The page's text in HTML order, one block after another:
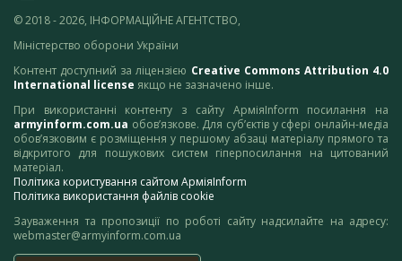
© 2018 - 2026, ІНФОРМАЦІЙНЕ АГЕНТСТВО,
Міністерство оборони України
Контент доступний за ліцензією Creative Commons Attribution 4.0
International license якщо не зазначено інше.
При використанні контенту з сайту АрміяInform посилання на
armyinform.com.ua обов’язкове. Для суб’єктів у сфері онлайн-медіа
обов’язковим є розміщення у першому абзаці матеріалу прямого та
відкритого для пошукових систем гіперпосилання на цитований
матеріал.
Політика користування сайтом АрміяInform
Політика використання файлів cookie
Зауваження та пропозиції по роботі сайту надсилайте на адресу:
webmaster@armyinform.com.ua